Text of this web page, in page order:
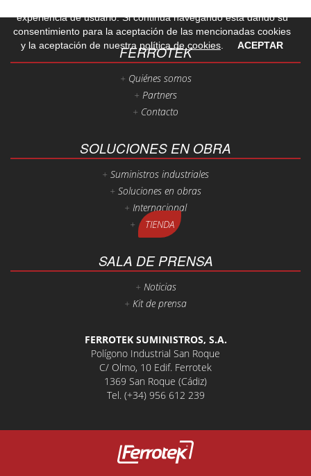
experiencia de usuario. Si continúa navegando está dando su
consentimiento para la aceptación de las mencionadas cookies
y la aceptación de nuestra política de cookies ACEPTAR
FERROTEK
Quiénes somos
Partners
Contacto
SOLUCIONES EN OBRA
Suministros industriales
Soluciones en obras
Internacional
TIENDA
SALA DE PRENSA
Noticias
Kit de prensa
FERROTEK SUMINISTROS, S.A.
Polígono Industrial San Roque
C/ Olmo, 10 Edif. Ferrotek
1369 San Roque (Cádiz)
Tel. (+34) 956 612 239